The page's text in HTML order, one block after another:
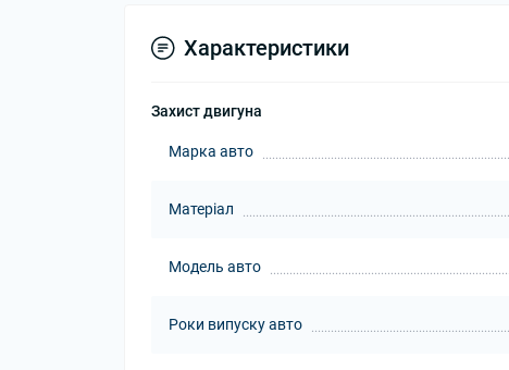
Характеристики
Захист двигуна
Марка авто
Матеріал
Модель авто
Роки випуску авто